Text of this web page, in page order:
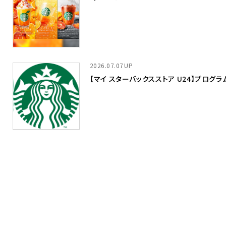
2026.07.07
【マイ スターバックスストア U24】プログラ